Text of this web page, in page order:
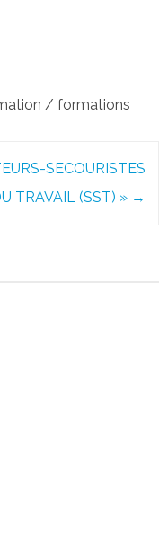
/ formations
SECOURISTES
TRAVAIL (SST) » →